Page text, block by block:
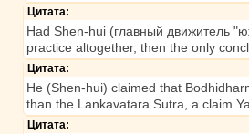
Цитата:
Had Shen-hui (главный движитель
practice altogether, then the only
Цитата:
He (Shen-hui) claimed that
than the Lankavatara Sutra, a claim
Цитата: